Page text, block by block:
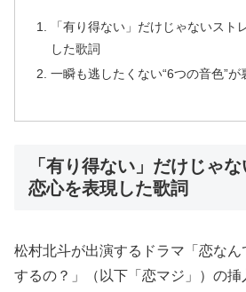
「有り得ない」だけじゃないスト
した歌詞
一瞬も逃したくない“6つの音色”
「有り得ない」だけじゃ
恋心を表現した歌詞
松村北斗が出演するドラマ「恋なん
するの？」（以下「恋マジ」）の